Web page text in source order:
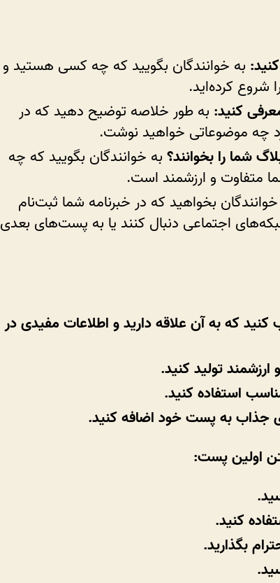
به خوانندگان بگویید که چه کسی هستید و
شروع کرده‌اید.
کنید: به طور خلاصه توضیح دهید که در
چه موضوعاتی خواهید نوشت.
شما را بخوانند؟ به خوانندگان بگویید که چه
متفاوت و ارزشمند است.
خوانندگان بخواهید که در خبرنامه شما ثبت‌نام
اجتماعی دنبال کنند یا به پست‌های بعدی
که به آن علاقه دارید و اطلاعات مفیدی در
تولید کنید.
استفاده کنید.
جذاب به پست خود اضافه کنید.
اولین پست:
کنید.
بگذارید.